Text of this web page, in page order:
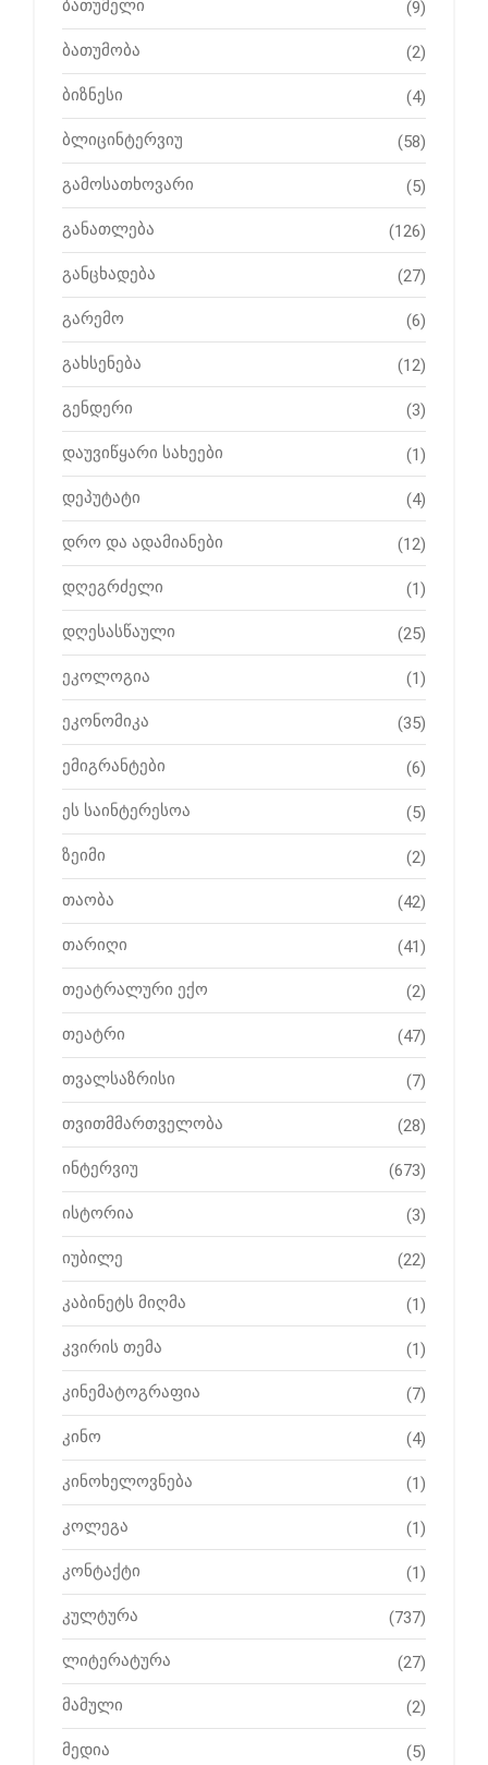
ბათუმელი (9)
ბათუმობა (2)
ბიზნესი (4)
ბლიცინტერვიუ (58)
გამოსათხოვარი (5)
განათლება (126)
განცხადება (27)
გარემო (6)
გახსენება (12)
გენდერი (3)
დაუვიწყარი სახეები (1)
დეპუტატი (4)
დრო და ადამიანები (12)
დღეგრძელი (1)
დღესასწაული (25)
ეკოლოგია (1)
ეკონომიკა (35)
ემიგრანტები (6)
ეს საინტერესოა (5)
ზეიმი (2)
თაობა (42)
თარიღი (41)
თეატრალური ექო (2)
თეატრი (47)
თვალსაზრისი (7)
თვითმმართველობა (28)
ინტერვიუ (673)
ისტორია (3)
იუბილე (22)
კაბინეტს მიღმა (1)
კვირის თემა (1)
კინემატოგრაფია (7)
კინო (4)
კინოხელოვნება (1)
კოლეგა (1)
კონტაქტი (1)
კულტურა (737)
ლიტერატურა (27)
მამული (2)
მედია (5)